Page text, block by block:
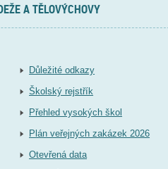
A TĚLOVÝCHOVY
Důležité odkazy
Školský rejstřík
Přehled vysokých škol
Plán veřejných zakázek 2026
Otevřená data